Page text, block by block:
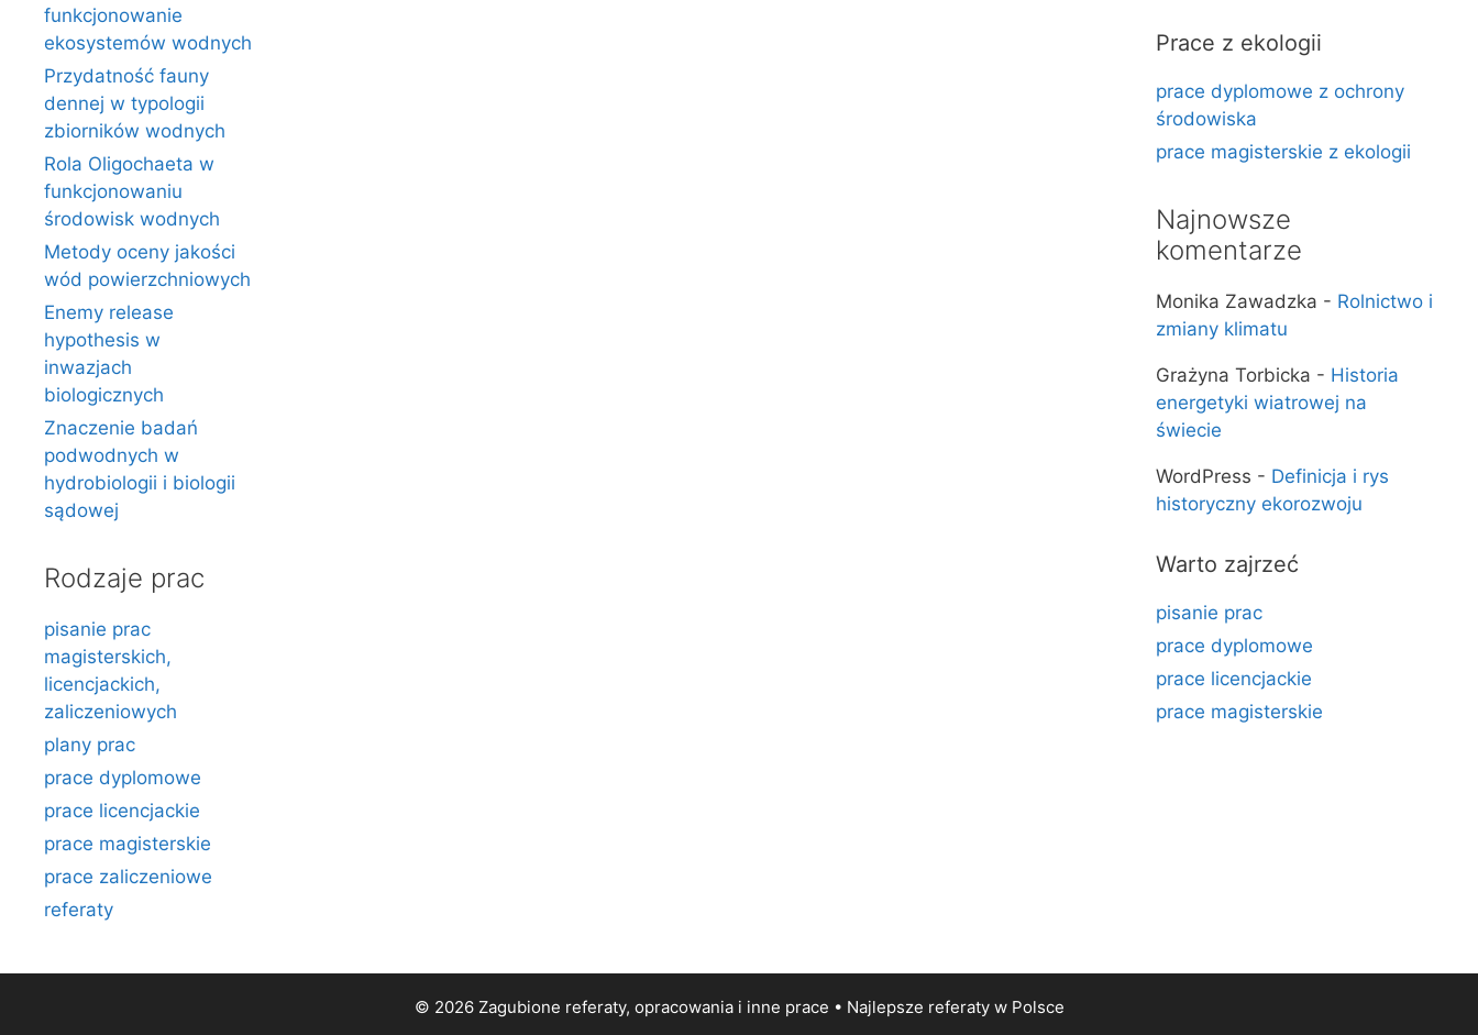
funkcjonowanie
ekosystemów wodnych
Przydatność fauny
dennej w typologii
zbiorników wodnych
Rola Oligochaeta w
funkcjonowaniu
środowisk wodnych
Metody oceny jakości
wód powierzchniowych
Enemy release
hypothesis w
inwazjach
biologicznych
Znaczenie badań
podwodnych w
hydrobiologii i biologii
sądowej
Rodzaje prac
pisanie prac
magisterskich,
licencjackich,
zaliczeniowych
plany prac
prace dyplomowe
prace licencjackie
prace magisterskie
prace zaliczeniowe
referaty
Prace z ekologii
prace dyplomowe z ochrony
środowiska
prace magisterskie z ekologii
Najnowsze
komentarze
Monika Zawadzka - Rolnictwo i
zmiany klimatu
Grażyna Torbicka - Historia
energetyki wiatrowej na
świecie
WordPress - Definicja i rys
historyczny ekorozwoju
Warto zajrzeć
pisanie prac
prace dyplomowe
prace licencjackie
prace magisterskie
© 2026 Zagubione referaty, opracowania i inne prace • Najlepsze referatyw Polsce